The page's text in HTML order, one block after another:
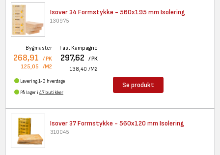
Isover 34 Formstykke - 560x195 mm Isolering
130975
Bygmaster
268,91 / PK
125,05 /M2
Fast Kampagne
297,62 / PK
138,40 /M2
Levering 1-3 hverdage
På lager i 47 butikker
Se produkt
Isover 37 Formstykke - 560x120 mm Isolering
310045